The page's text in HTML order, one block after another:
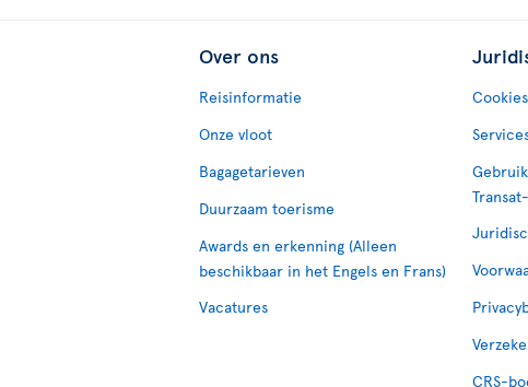
Over ons
Reisinformatie
Onze vloot
Bagagetarieven
Duurzaam toerisme
Awards en erkenning (Alleen
beschikbaar in het Engels en Frans)
Vacatures
Cookies
CRS-